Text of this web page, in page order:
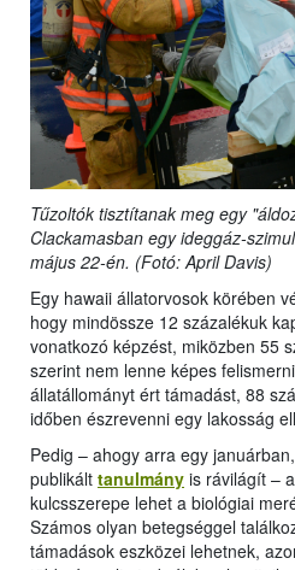
Tűzoltók tisztítanak meg egy
Clackamasban egy ideggáz-
május 22-én. (Fotó: April Davis)
Egy hawaii állatorvosok körében
hogy mindössze 12 százalékuk
vonatkozó képzést, miközben 55
szerint nem lenne képes
állatállományt ért támadást, 88
időben észrevenni egy lakosság
Pedig – ahogy arra egy
publikált tanulmány is rávilágít –
kulcsszerepe lehet a biológiai
Számos olyan betegséggel
támadások eszközei lehetnek,